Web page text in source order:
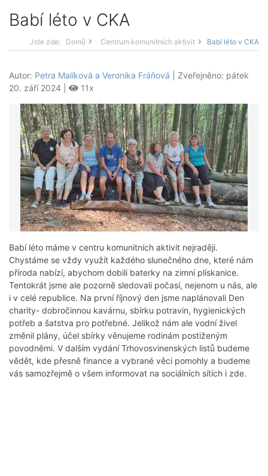
Babí léto v CKA
Jste zde: Domů Centrum komunitních aktivit Babí léto v CKA
Autor: Petra Malíková a Veronika Fráňová | Zveřejněno: pátek
20. září 2024 |
11x
Babí léto máme v centru komunitních aktivit nejraději.
Chystáme se vždy využít každého slunečného dne, které nám
příroda nabízí, abychom dobili baterky na zimní plískanice.
Tentokrát jsme ale pozorně sledovali počasí, nejenom u nás, ale
i v celé republice. Na první říjnový den jsme naplánovali Den
charity- dobročinnou kavárnu, sbírku potravin, hygienických
potřeb a šatstva pro potřebné. Jelikož nám ale vodní živel
změnil plány, účel sbírky věnujeme rodinám postiženým
povodněmi. V dalším vydání Trhovosvinenských listů budeme
vědět, kde přesně finance a vybrané věci pomohly a budeme
vás samozřejmě o všem informovat na sociálních sítích i zde.